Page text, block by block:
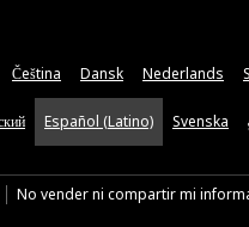
Čeština Dansk Nederlands
Español (Latino) Svenska
No vender ni compartir mi